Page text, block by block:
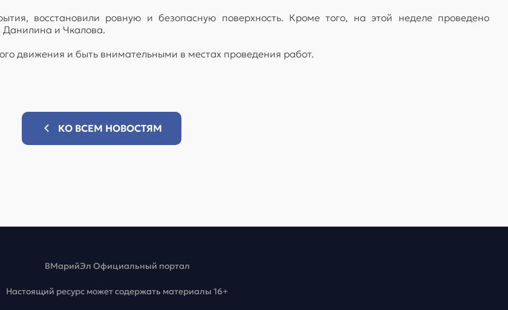
восстановили ровную и безопасную поверхность. Кроме того, на этой неделе проведено
Данилина и Чкалова.
движения и быть внимательными в местах проведения работ.
КО ВСЕМ НОВОСТЯМ
ВМарийЭл Официальный портал
Настоящий ресурс может содержать материалы 16+